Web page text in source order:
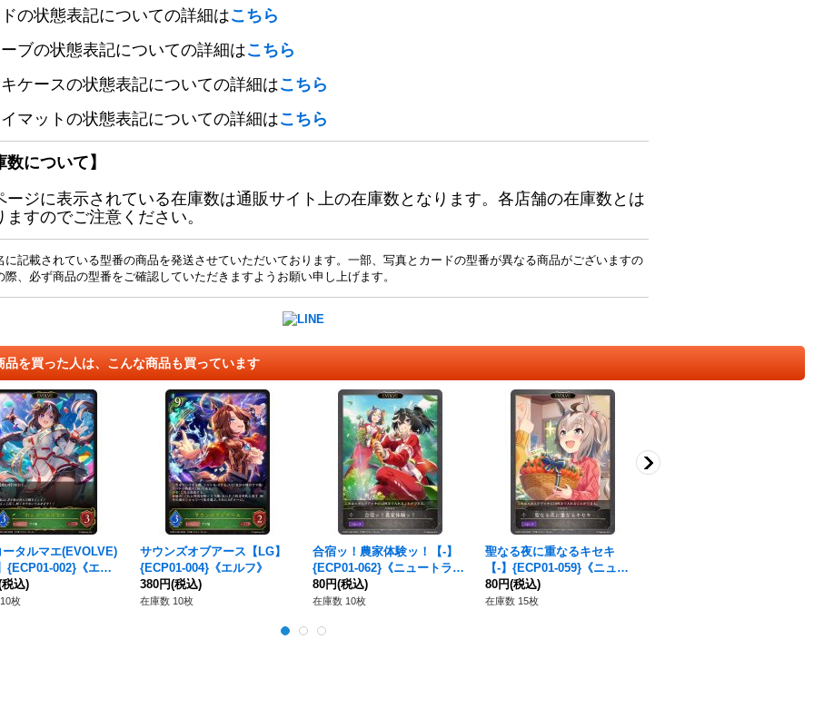
の状態表記についての詳細はこちら
ブの状態表記についての詳細はこちら
ケースの状態表記についての詳細はこちら
マットの状態表記についての詳細はこちら
数について】
ージに表示されている在庫数は通販サイト上の在庫数となります。各店舗の在庫数とは
ますのでご注意ください。
記載されている型番の商品を発送させていただいております。一部、写真とカードの型番が異なる商品がございますの
際、必ず商品の型番をご確認していただきますようお願い申し上げます。
品を買った人は、こんな商品も買っています
ータルマエ(EVOLVE)
{ECP01-002}《エル
税込)
枚
サウンズオブアース【LG】
{ECP01-004}《エルフ》
380円(税込)
在庫数 10枚
合宿ッ！農家体験ッ！【-】
{ECP01-062}《ニュートラ
ル》
80円(税込)
在庫数 10枚
聖なる夜に重なるキセキ
【-】{ECP01-059}《ニュー
トラル》
80円(税込)
在庫数 15枚